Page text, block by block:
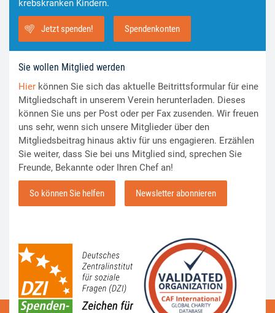
krebskranken Kindern.
Jetzt spenden! Spendenkonten
Sie wollen Mitglied werden
Hier können Sie sich das aktuelle Beitrittsformular für eine
Mitgliedschaft in unserem Verein herunterladen. Dieses
können Sie uns per Post oder per Fax zusenden. Wir freuen
uns sehr, wenn sich unsere Mitglieder über den
Mitgliedsbeitrag hinaus aktiv für uns engagieren. Erzählen
Sie weiter, dass Sie bei uns Mitglied sind, sprechen Sie
Freunde, Bekannte oder Ihren Chef an!
So können Sie helfen Newsletter abonnieren